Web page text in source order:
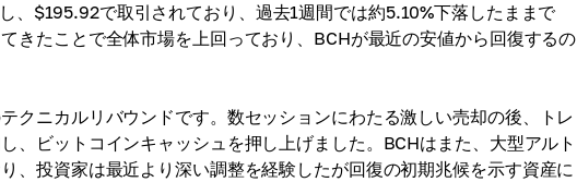
、$195.92で取引されており、過去1週間では約5.10%下落したままで
きたことで全体市場を上回っており、BCHが最近の安値から回復するの
クニカルリバウンドです。数セッションにわたる激しい売却の後、トレ
、ビットコインキャッシュを押し上げました。BCHはまた、大型アルト
、投資家は最近より深い調整を経験したが回復の初期兆候を示す資産に